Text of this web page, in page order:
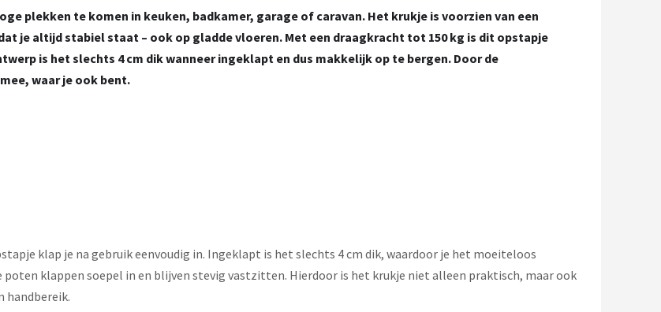
plekken te komen in keuken, badkamer, garage of caravan. Het krukje is voorzien van een
je altijd stabiel staat – ook op gladde vloeren. Met een draagkracht tot 150 kg is dit opstapje
is het slechts 4 cm dik wanneer ingeklapt en dus makkelijk op te bergen. Door de
waar je ook bent.
klap je na gebruik eenvoudig in. Ingeklapt is het slechts 4 cm dik, waardoor je het moeiteloos
poten klappen soepel in en blijven stevig vastzitten. Hierdoor is het krukje niet alleen praktisch, maar ook
handbereik.